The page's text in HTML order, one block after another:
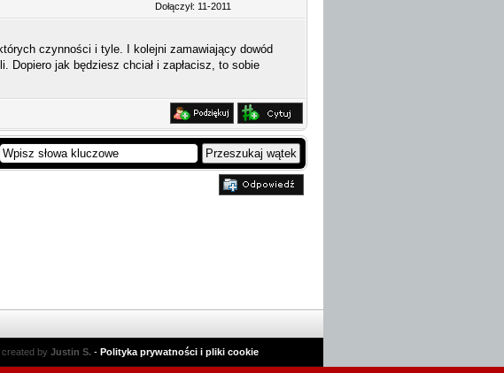
Dołączył: 11-2011
czynności i tyle. I kolejni zamawiający dowód
Dopiero jak będziesz chciał i zapłacisz, to sobie
created by Justin S. - Polityka prywatności i pliki cookie